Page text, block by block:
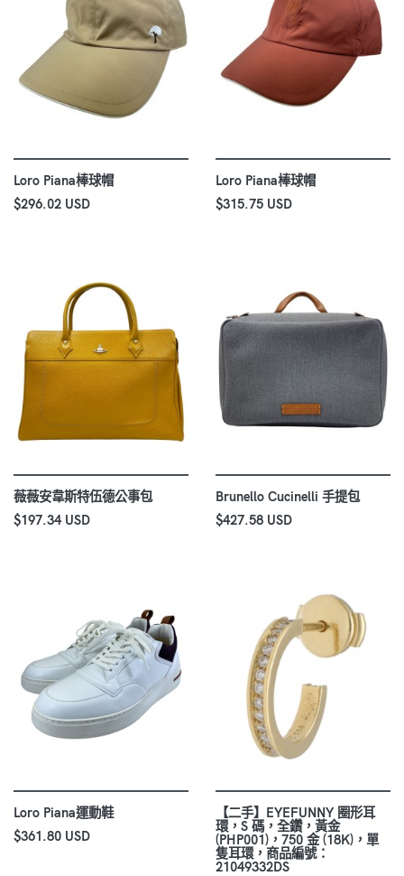
Loro Piana棒球帽
$296.02 USD
Loro Piana棒球帽
$315.75 USD
薇薇安韋斯特伍德公事包
$197.34 USD
Brunello Cucinelli 手提包
$427.58 USD
Loro Piana運動鞋
$361.80 USD
【二手】EYEFUNNY 圈形耳
環，S 碼，全鑽，黃金
(PHP001)，750 金 (18K)，單
隻耳環，商品編號：
21049332DS